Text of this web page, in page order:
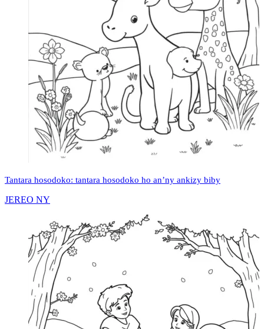
Tantara hosodoko: tantara hosodoko ho an’ny ankizy biby
JEREO NY